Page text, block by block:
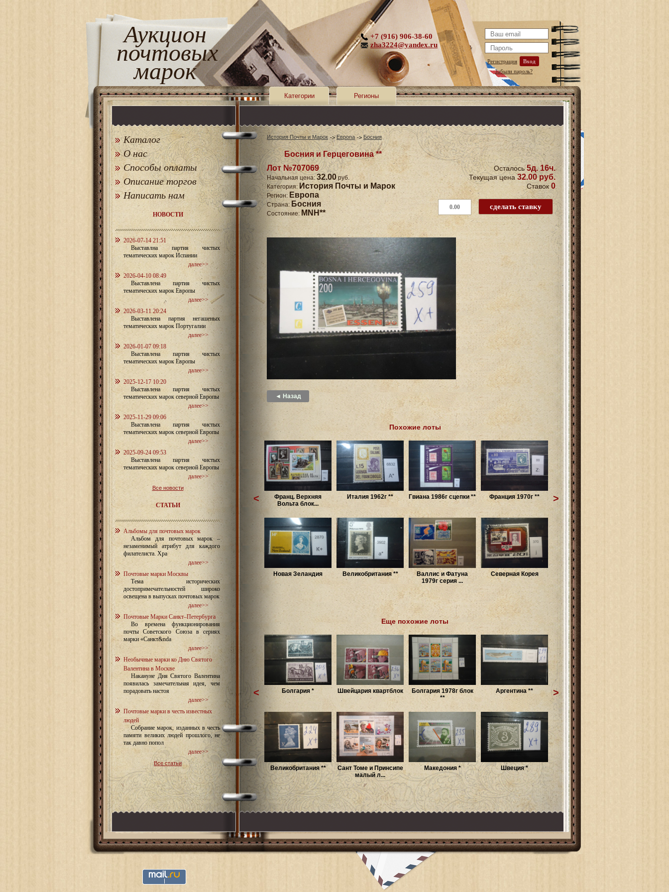
Аукцион
почтовых
марок Регистрация
Вход
Забыли пароль?
+7 (916) 906-38-60
zha3224@yandex.ru
Категории Регионы
Каталог
О нас
Способы оплаты
Описание торгов
Написать нам
НОВОСТИ
2026-07-14 21:51
Выставлна партия чистых
тематических марок Испании
далее>>
2026-04-10 08:49
Выставлена партия чистых
тематических марок Европы
далее>>
2026-03-11 20:24
Выставлена партия негашеных
тематических марок Португалии
далее>>
2026-01-07 09:18
Выставлена партия чистых
тематических марок Европы
далее>>
2025-12-17 10:20
Выставлена партия чистых
тематических марок северной Европы
далее>>
2025-11-29 09:06
Выставлена партия чистых
тематических марок северной Европы
далее>>
2025-09-24 09:53
Выставлена партия чистых
тематических марок северной Европы
далее>>
Все новости
СТАТЬИ
Альбомы для почтовых марок
Альбом для почтовых марок –
незаменимый атрибут для каждого
филателиста. Хра
далее>>
Почтовые марки Москвы
Тема исторических
достопримечательностей широко
освещена в выпусках почтовых марок
далее>>
Почтовые Марки Санкт–Петербурга
Во времена функционирования
почты Советского Союза в сериях
марки «Санкт&nda
далее>>
Необычные марки ко Дню Святого
Валентина в Москве
Накануне Дня Святого Валентина
появилась замечательная идея, чем
порадовать настоя
далее>>
Почтовые марки в честь известных
людей
Собрание марок, изданных в честь
памяти великих людей прошлого, не
так давно попол
далее>>
Все статьи
История Почты и Марок Европа Босния
Босния и Герцеговина **
Лот №707069
Начальная цена: 32.00руб.
Категория: История Почты и Марок
Регион: Европа
Страна: Босния
Состояние: MNH**
Осталось5д. 16ч.
Текущая цена 32.00 руб.
Ставок 0
◄ Назад
Похожие лоты
Франц. Верхняя
Вольта блок...
Италия 1962г ** Гвиана 1986г сцепки ** Франция 1970г **
Новая Зеландия Великобритания **
Валлис и Фатуна
1979г серия ...
Северная Корея
< >
Еще похожие лоты
Болгария * Швейцария квартблок
Болгария 1978г блок
**
Аргентина **
Великобритания **
Сант Томе и Принсипе
малый л...
Македония * Швеция *
< >